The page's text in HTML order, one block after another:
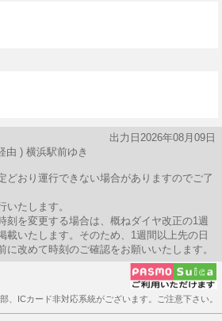
出力日2026年08月09日
由 ) 横浜駅前ゆき
おり運行できない場合がありますのでご了
たします。
刻を変更する場合は、概ねダイヤ改正の1週
載いたします。そのため、1週間以上先の日
改めて時刻のご確認をお願いいたします。
、ICカード非対応系統がございます。ご注意下さい。